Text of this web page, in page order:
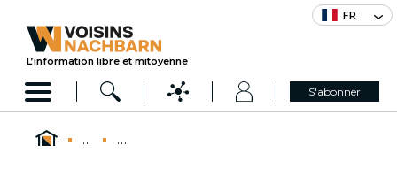
FR
L’information libre et mitoyenne
S'abonner
... ...